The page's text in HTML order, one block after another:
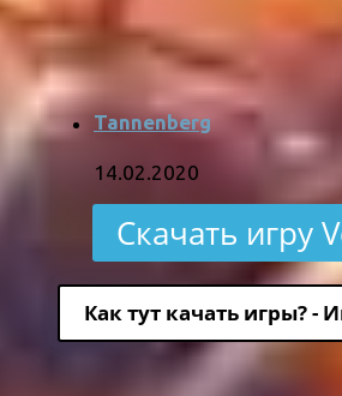
Tannenberg
14.02.2020
Скачать игру
Как тут качать игры? -